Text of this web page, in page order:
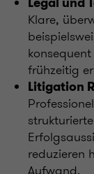
Klare,
frühzeitig
Litigation
reduzieren